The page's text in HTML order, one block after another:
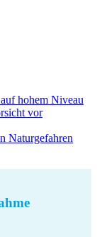
hohem Niveau
vor
Naturgefahren